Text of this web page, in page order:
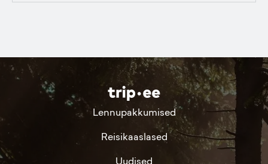
Lennupakkumised
Reisikaaslased
Uudised